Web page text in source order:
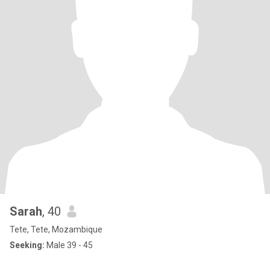
Sarah, 40
Tete, Tete, Mozambique
Seeking: Male 39 - 45